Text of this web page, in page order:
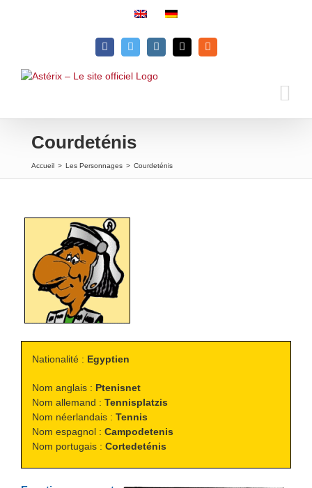
FacebookTwitterInstagramEmailRss
Courdeténis
Accueil > Les Personnages > Courdeténis
Nationalité : Egyptien
Nom anglais : Ptenisnet
Nom allemand : Tennisplatzis
Nom néerlandais : Tennis
Nom espagnol : Campodetenis
Nom portugais : Cortedeténis